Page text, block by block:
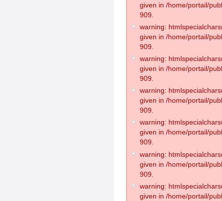
given in /home/portail/
909.
warning:
given in /home/portail/
909.
warning:
given in /home/portail/
909.
warning:
given in /home/portail/
909.
warning:
given in /home/portail/
909.
warning:
given in /home/portail/
909.
warning:
given in /home/portail/